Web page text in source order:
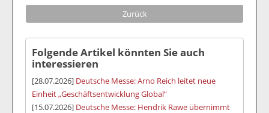
Zurück
Folgende Artikel könnten Sie auch
interessieren
[28.07.2026] Deutsche Messe: Arno Reich leitet neue
Einheit „Geschäftsentwicklung Global“
[15.07.2026] Deutsche Messe: Hendrik Rawe übernimmt